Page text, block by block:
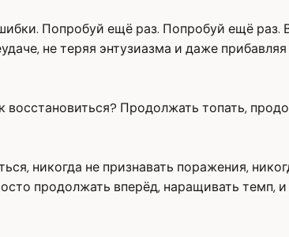
Попробуй ещё раз. Попробуй ещё раз.
не теряя энтузиазма и даже
Продолжать топать,
никогда не признавать поражения,
продолжать вперёд, наращивать темп, и